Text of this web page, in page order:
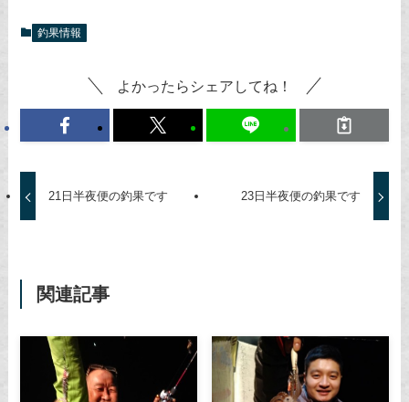
釣果情報
よかったらシェアしてね！
21日半夜便の釣果です 23日半夜便の釣果です
関連記事